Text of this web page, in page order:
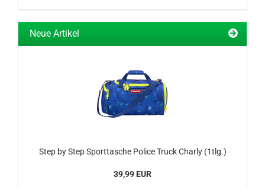
Neue Artikel
Step by Step Sporttasche Police Truck Charly (1tlg.)
39,99 EUR